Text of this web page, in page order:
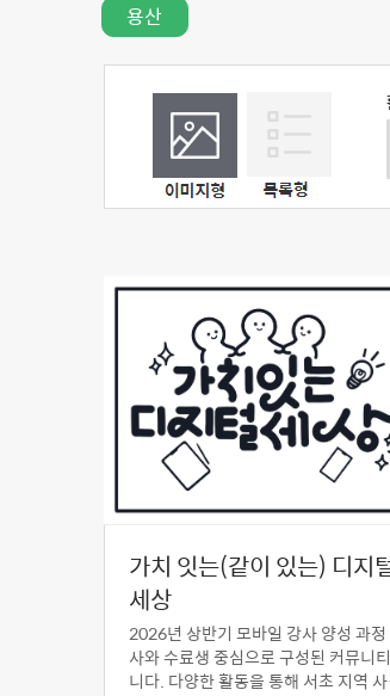
용산
가치 잇는(같이 있는) 디지
세상
2026년 상반기 모바일 강사 양성 과
사와 수료생 중심으로 구성된 커뮤니
니다. 다양한 활동을 통해 서초 지역